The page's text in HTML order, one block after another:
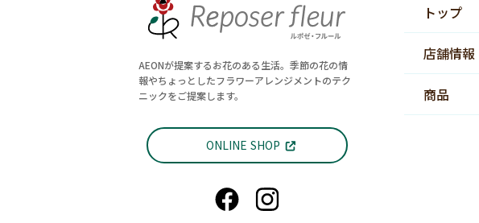
AEONが提案するお花のある生活。季節の花の情
報やちょっとしたフラワーアレンジメントのテク
ニックをご提案します。
ONLINE SHOP
トップ
店舗情報
商品